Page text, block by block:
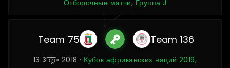
Отборочные матчи, Группа J
Team 75 Team 136
13 अक्तू॰ 2018 · Кубок африканских наций 2019,